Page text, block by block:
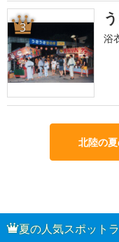
3
浴
北陸の
夏の人気スポット